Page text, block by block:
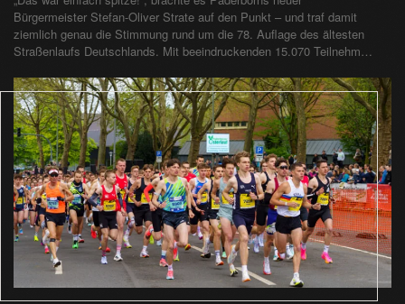
Bürgermeister Stefan-Oliver Strate auf den Punkt – und traf damit
ziemlich genau die Stimmung rund um die 78. Auflage des ältesten
Straßenlaufs Deutschlands. Mit beeindruckenden 15.070 Teilnehm…